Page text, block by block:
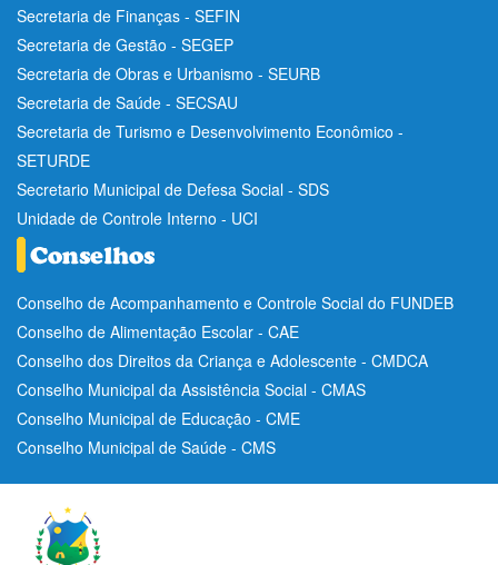
Secretaria de Finanças - SEFIN
Secretaria de Gestão - SEGEP
Secretaria de Obras e Urbanismo - SEURB
Secretaria de Saúde - SECSAU
Secretaria de Turismo e Desenvolvimento Econômico -
SETURDE
Secretario Municipal de Defesa Social - SDS
Unidade de Controle Interno - UCI
Conselho de Acompanhamento e Controle Social do FUNDEB
Conselho de Alimentação Escolar - CAE
Conselho dos Direitos da Criança e Adolescente - CMDCA
Conselho Municipal da Assistência Social - CMAS
Conselho Municipal de Educação - CME
Conselho Municipal de Saúde - CMS